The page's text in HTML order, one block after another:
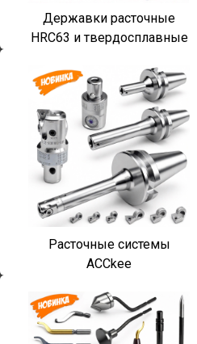
Державки расточные
HRC63 и твердосплавные
Расточные системы
ACCkee